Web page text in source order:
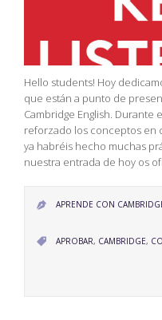
Hello students! Hoy
que están a punto de
Cambridge English. Durante
reforzado los conceptos en
ya habréis hecho muchas
nuestra entrada de hoy os
 APRENDE CON
 CATEGORY
APROBAR, CAMBRIDGE,